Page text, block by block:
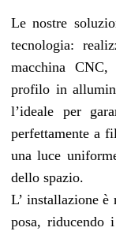
Le nostre
tecnologia:
macchina
profilo in
l’ideale per
perfettamente a
una luce
dello spazio.
L’ installazione
posa,